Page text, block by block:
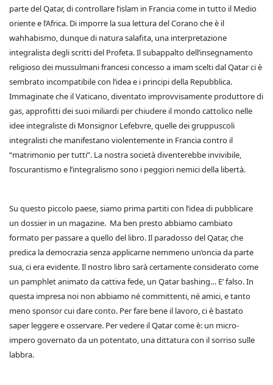
parte del Qatar, di controllare l’islam in Francia come in tutto il Medio
oriente e l’Africa. Di imporre la sua lettura del Corano che è il
wahhabismo, dunque di natura salafita, una interpretazione
integralista degli scritti del Profeta. Il subappalto dell’insegnamento
religioso dei mussulmani francesi concesso a imam scelti dal Qatar ci è
sembrato incompatibile con l’idea e i principi della Repubblica.
Immaginate che il Vaticano, diventato improvvisamente produttore di
gas, approfitti dei suoi miliardi per chiudere il mondo cattolico nelle
idee integraliste di Monsignor Lefebvre, quelle dei gruppuscoli
integralisti che manifestano violentemente in Francia contro il
“matrimonio per tutti”. La nostra società diventerebbe invivibile,
l’oscurantismo e l’integralismo sono i peggiori nemici della libertà.
Su questo piccolo paese, siamo prima partiti con l’idea di pubblicare
un dossier in un magazine. Ma ben presto abbiamo cambiato
formato per passare a quello del libro. Il paradosso del Qatar, che
predica la democrazia senza applicarne nemmeno un’oncia da parte
sua, ci era evidente. Il nostro libro sarà certamente considerato come
un pamphlet animato da cattiva fede, un Qatar bashing… E’ falso. In
questa impresa noi non abbiamo né committenti, né amici, e tanto
meno sponsor cui dare conto. Per fare bene il lavoro, ci è bastato
saper leggere e osservare. Per vedere il Qatar come è: un micro-
impero governato da un potentato, una dittatura con il sorriso sulle
labbra.